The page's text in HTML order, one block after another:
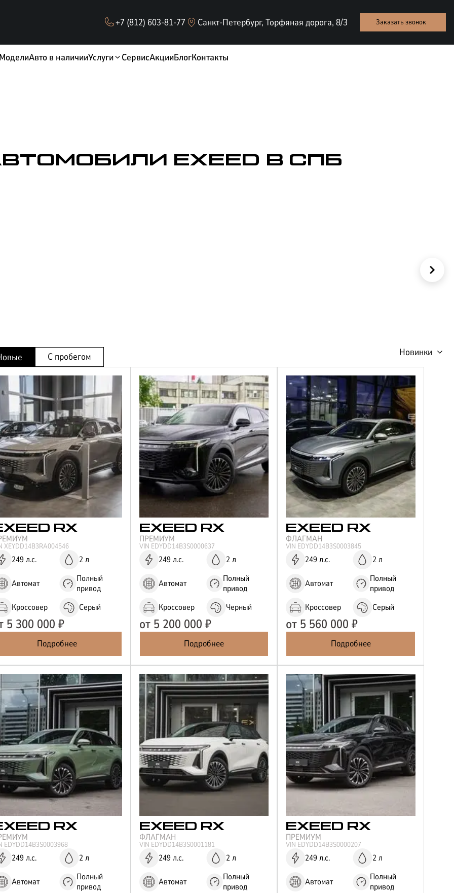
+7 (812) 603-81-77 Санкт-Петербург, Торфяная дорога, 8/3 Заказать звонок
Авто в наличииУслуги СервисАкцииБлогКонтакты
ЛИЗИНГ
EXEED В СПБ
С пробегом Новинки
RX
XEYDD14B3RA004546
249 л.с. 2 л
Автомат
Полный
привод
Кроссовер
Серый
5 300 000 ₽
Подробнее
EXEED RX
ПРЕМИУМ
VIN EDYDD14B3S0000637
249 л.с. 2 л
Автомат
Полный
привод
Кроссовер
Черный
от 5 200 000 ₽
Подробнее
EXEED RX
ФЛАГМАН
VIN EDYDD14B3S0003845
249 л.с. 2 л
Автомат
Полный
привод
Кроссовер
Серый
от 5 560 000 ₽
Подробнее
RX
EDYDD14B3S0003968
249 л.с. 2 л
Автомат
Полный
привод
EXEED RX
ФЛАГМАН
VIN EDYDD14B3S0001181
249 л.с. 2 л
Автомат
Полный
привод
EXEED RX
ПРЕМИУМ
VIN EDYDD14B3S0000207
249 л.с. 2 л
Автомат
Полный
привод